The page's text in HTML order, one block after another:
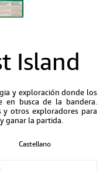
Island
y exploración donde los
en busca de la bandera.
y otros exploradores para
ganar la partida.
Castellano